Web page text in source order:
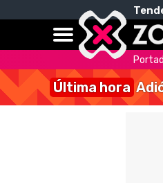
Última hora